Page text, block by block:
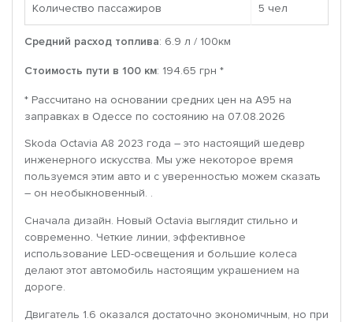
Количество пассажиров 5 чел
Средний расход топлива: 6.9 л / 100км
Стоимость пути в 100 км: 194.65 грн *
* Рассчитано на основании средних цен на A95 на
заправках в Одессе по состоянию на 07.08.2026
Skoda Octavia A8 2023 года – это настоящий шедевр
инженерного искусства. Мы уже некоторое время
пользуемся этим авто и с уверенностью можем сказать
– он необыкновенный. .
Сначала дизайн. Новый Octavia выглядит стильно и
современно. Четкие линии, эффективное
использование LED-освещения и большие колеса
делают этот автомобиль настоящим украшением на
дороге.
Двигатель 1.6 оказался достаточно экономичным, но при